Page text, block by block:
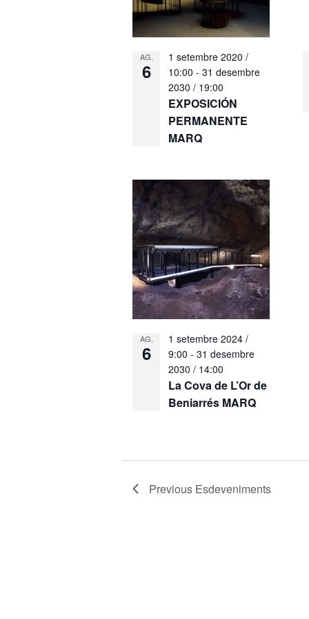
AG.
6
EXPOSICIÓN
PERMANENTE
MARQ
1 setembre 2020 /
10:00 -31 desembre
2030 / 19:00
AG.
6
La Cova de L’Or de
Beniarrés MARQ
1 setembre 2024 /
9:00 -31 desembre
2030 / 14:00
Previous Esdeveniments